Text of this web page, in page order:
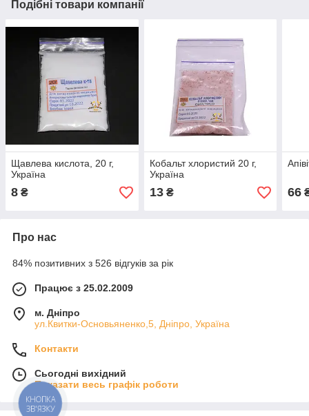
Подібні товари компанії
Щавлева кислота, 20 г,
Україна
8 ₴
Кобальт хлористий 20 г,
Україна
13₴ 66
Про нас
84% позитивних з 526 відгуків за рік
Працює з 25.02.2009
м. Дніпро
ул.Квитки-Основьяненко,5, Дніпро, Україна
Контакти
Сьогодні вихідний
Показати весь графік роботи
КНОПКА
ЗВ'ЯЗКУ